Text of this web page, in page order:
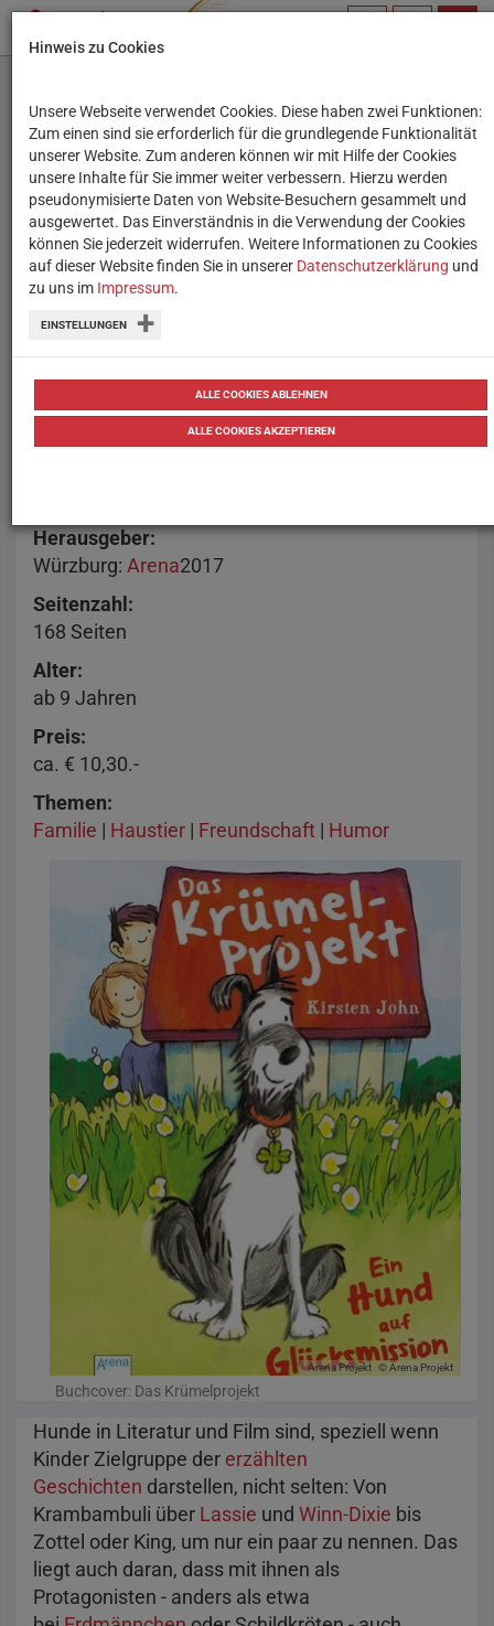
Das Krümelprojekt
Hund Krümel kann spüren, ob jemand
einsam oder traurig ist und versucht
diese Menschen zu trösten. So bringt
der tierische Besucher in Emmas
Familie einiges durcheinander.
Untertitel
Ein Hund auf Glücksmission
Herausgeber
Würzburg: Arena2017
Seitenzahl
168 Seiten
Alter
ab 9 Jahren
Preis
ca. € 10,30.-
Themen
Familie | Haustier | Freundschaft | Humor
Arena Projekt © Arena Projekt
Buchcover: Das Krümelprojekt
Hunde in Literatur und Film sind, speziell wenn
Kinder Zielgruppe der erzählten
Geschichten darstellen, nicht selten: Von
Krambambuli über Lassie und Winn-Dixie bis
Zottel oder King, um nur ein paar zu nennen. Das
liegt auch daran, dass mit ihnen als
Protagonisten - anders als etwa
Hinweis zu Cookies
Unsere Webseite verwendet Cookies. Diese haben zwei Funktionen:
Zum einen sind sie erforderlich für die grundlegende Funktionalität
unserer Website. Zum anderen können wir mit Hilfe der Cookies
unsere Inhalte für Sie immer weiter verbessern. Hierzu werden
pseudonymisierte Daten von Website-Besuchern gesammelt und
ausgewertet. Das Einverständnis in die Verwendung der Cookies
können Sie jederzeit widerrufen. Weitere Informationen zu Cookies
auf dieser Website finden Sie in unserer Datenschutzerklärung und
zu uns im Impressum.
EINSTELLUNGEN
ALLE COOKIES ABLEHNEN
ALLE COOKIES AKZEPTIEREN